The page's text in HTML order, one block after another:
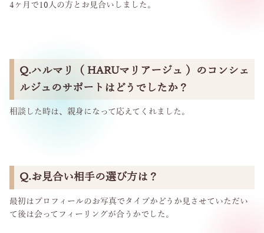
4ヶ月で10人の方とお見合いしました。
Q.ハルマリ（ HARUマリアージュ ）のコンシェ
ルジュのサポートはどうでしたか？
相談した時は、親身になって応えてくれました。
Q.お見合い相手の選び方は？
最初はプロフィールのお写真でタイプかどうか見させていただい
て後は会ってフィーリングが合うかでした。